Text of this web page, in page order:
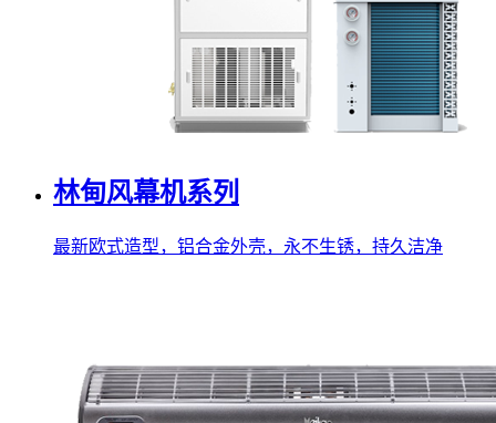
林甸风幕机系列
最新欧式造型，铝合金外壳，永不生锈，持久洁净